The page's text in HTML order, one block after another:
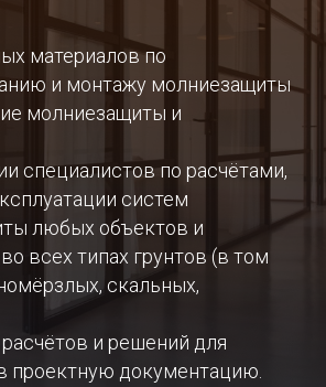
материалов по
и монтажу молниезащиты
молниезащиты и
специалистов по расчётами,
систем
любых объектов и
всех типах грунтов (в том
скальных,
и решений для
проектную документацию.